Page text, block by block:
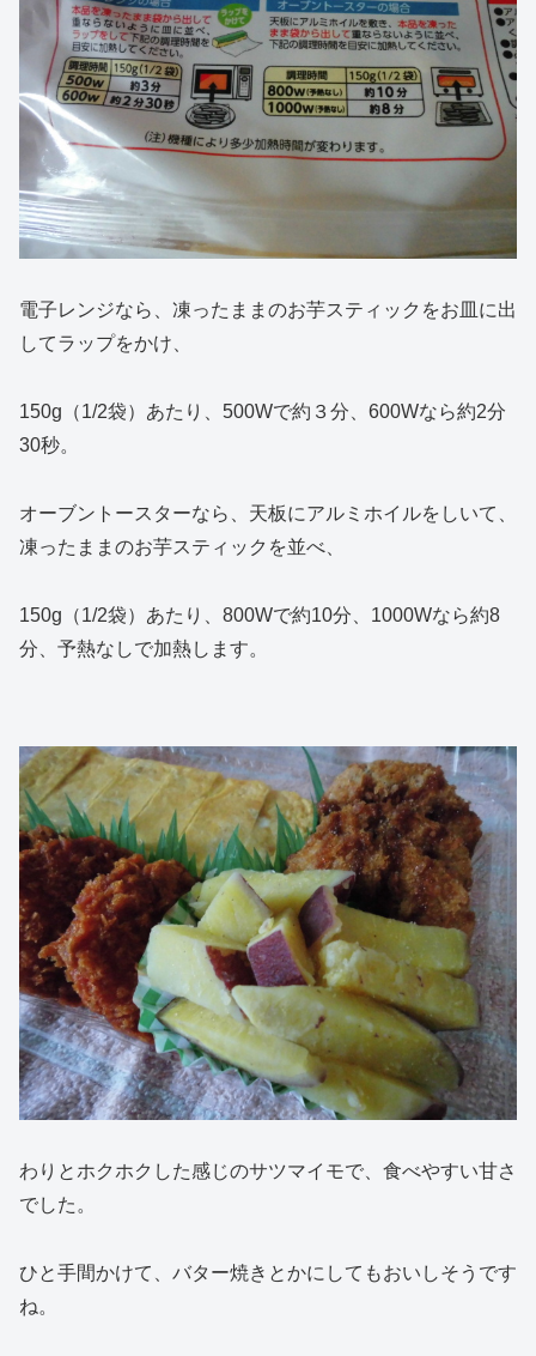
電子レンジなら、凍ったままのお芋スティックをお皿に出
してラップをかけ、
150g（1/2袋）あたり、500Wで約３分、600Wなら約2分
30秒。
オーブントースターなら、天板にアルミホイルをしいて、
凍ったままのお芋スティックを並べ、
150g（1/2袋）あたり、800Wで約10分、1000Wなら約8
分、予熱なしで加熱します。
わりとホクホクした感じのサツマイモで、食べやすい甘さ
でした。
ひと手間かけて、バター焼きとかにしてもおいしそうです
ね。